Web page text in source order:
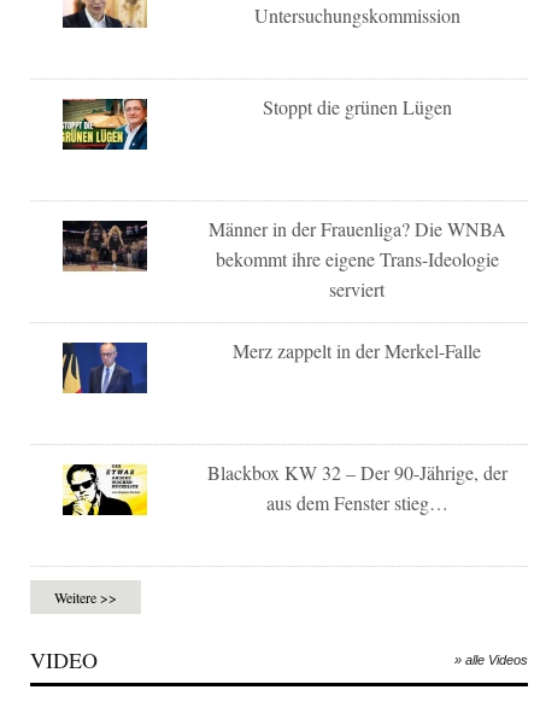
Untersuchungskommission
Stoppt die grünen Lügen
Männer in der Frauenliga? Die WNBA
bekommt ihre eigene Trans-Ideologie
serviert
Merz zappelt in der Merkel-Falle
Blackbox KW 32 – Der 90-Jährige, der
aus dem Fenster stieg…
Weitere >>
VIDEO » alle Videos